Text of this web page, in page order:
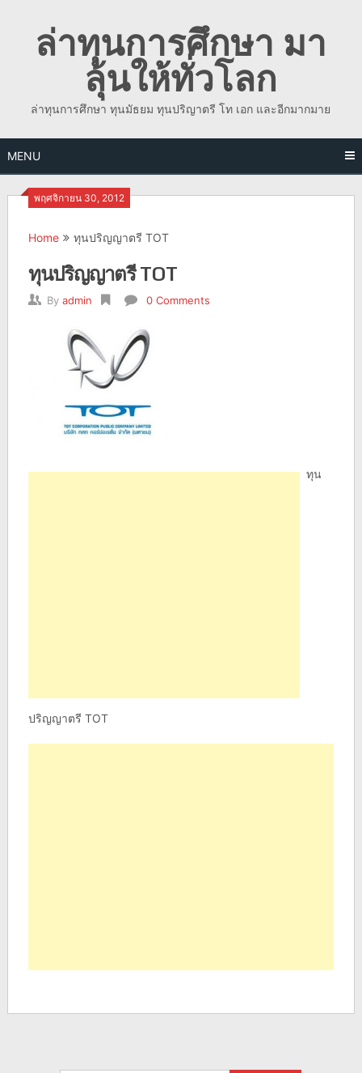
contentล่าทุนการศึกษา มา
ลุ้นให้ทั่วโลก
ล่าทุนการศึกษา ทุนมัธยม ทุนปริญาตรี โท เอก และอีกมากมาย
MENU
พฤศจิกายน 30, 2012
Home ทุนปริญญาตรี TOT
ทุนปริญญาตรี TOT
By admin 0 Comments
ทุน
ปริญญาตรี TOT